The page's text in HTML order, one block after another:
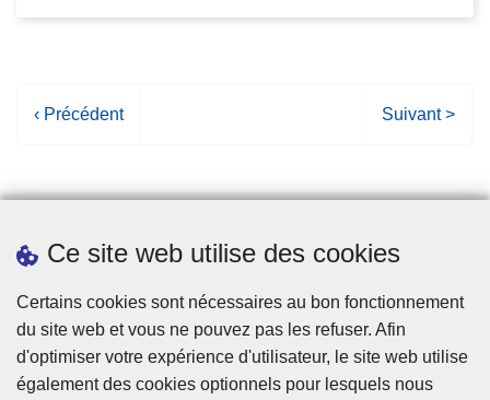
Ce site web utilise des cookies
Certains cookies sont nécessaires au bon fonctionnement
du site web et vous ne pouvez pas les refuser. Afin
d'optimiser votre expérience d'utilisateur, le site web utilise
également des cookies optionnels pour lesquels nous
P
e
r
c
é
d
e
‹ Précédent
P
e
u
v
a
n
t
Suivant >
Statistiques